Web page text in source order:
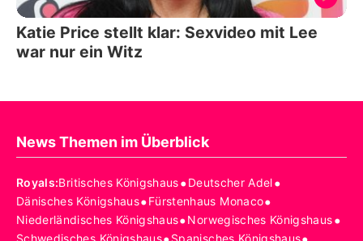
Katie Price stellt klar: Sexvideo mit Lee
war nur ein Witz
News Themen im Überblick
Royals:Britisches Königshaus•Deutscher Adel•
Dänisches Königshaus•Fürstenhaus Monaco•
Niederländisches Königshaus•Norwegisches Königshaus•